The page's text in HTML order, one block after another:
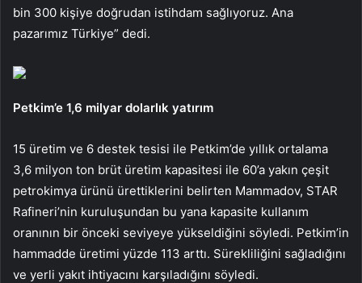
bin 300 kişiye doğrudan istihdam sağlıyoruz. Ana
pazarımız Türkiye” dedi.
Petkim’e 1,6 milyar dolarlık yatırım
15 üretim ve 6 destek tesisi ile Petkim’de yıllık ortalama
3,6 milyon ton brüt üretim kapasitesi ile 60’a yakın çeşit
petrokimya ürünü ürettiklerini belirten Mammadov, STAR
Rafineri’nin kuruluşundan bu yana kapasite kullanım
oranının bir önceki seviyeye yükseldiğini söyledi. Petkim’in
hammadde üretimi yüzde 113 arttı. Sürekliliğini sağladığını
ve yerli yakıt ihtiyacını karşıladığını söyledi.